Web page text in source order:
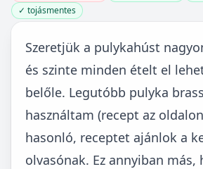
✓ tojásmentes
Szeretjük a pulykahúst
és szinte minden ételt el
belőle. Legutóbb pulyka
használtam (recept az
hasonló, receptet ajánlok a
olvasónak. Ez annyiban más,